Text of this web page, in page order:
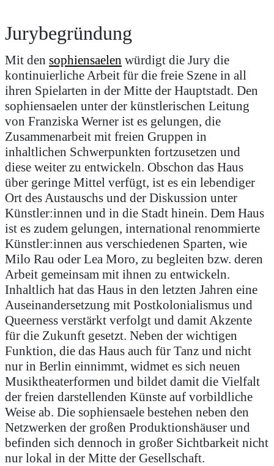
Jurybegründung
Mit den sophiensaelen würdigt die Jury die
kontinuierliche Arbeit für die freie Szene in all
ihren Spielarten in der Mitte der Hauptstadt. Den
sophiensaelen unter der künstlerischen Leitung
von Franziska Werner ist es gelungen, die
Zusammenarbeit mit freien Gruppen in
inhaltlichen Schwerpunkten fortzusetzen und
diese weiter zu entwickeln. Obschon das Haus
über geringe Mittel verfügt, ist es ein lebendiger
Ort des Austauschs und der Diskussion unter
Künstler:innen und in die Stadt hinein. Dem Haus
ist es zudem gelungen, international renommierte
Künstler:innen aus verschiedenen Sparten, wie
Milo Rau oder Lea Moro, zu begleiten bzw. deren
Arbeit gemeinsam mit ihnen zu entwickeln.
Inhaltlich hat das Haus in den letzten Jahren eine
Auseinandersetzung mit Postkolonialismus und
Queerness verstärkt verfolgt und damit Akzente
für die Zukunft gesetzt. Neben der wichtigen
Funktion, die das Haus auch für Tanz und nicht
nur in Berlin einnimmt, widmet es sich neuen
Musiktheaterformen und bildet damit die Vielfalt
der freien darstellenden Künste auf vorbildliche
Weise ab. Die sophiensaele bestehen neben den
Netzwerken der großen Produktionshäuser und
befinden sich dennoch in großer Sichtbarkeit nicht
nur lokal in der Mitte der Gesellschaft.